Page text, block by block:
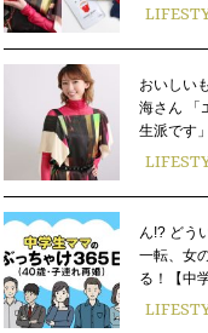
おいしい
海さん 「
生派です
ん!? どう
一転、女
る！【中